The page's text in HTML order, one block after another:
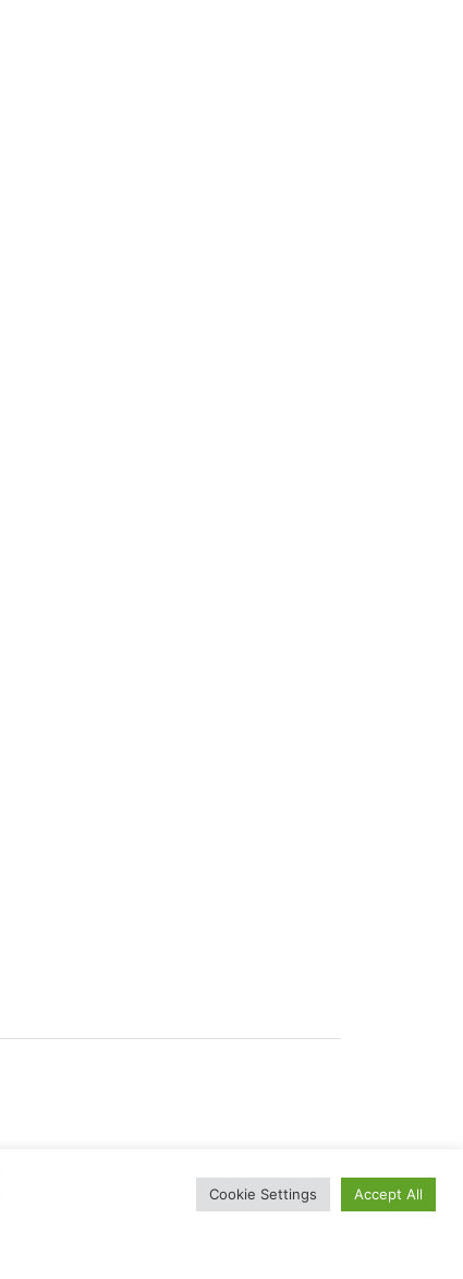
Cookie Settings Accept All